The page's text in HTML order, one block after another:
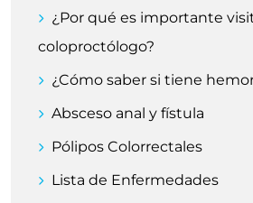
¿Por qué es importante
coloproctólogo?
¿Cómo saber si tiene
Absceso anal y fístula
Pólipos Colorrectales
Lista de Enfermedades